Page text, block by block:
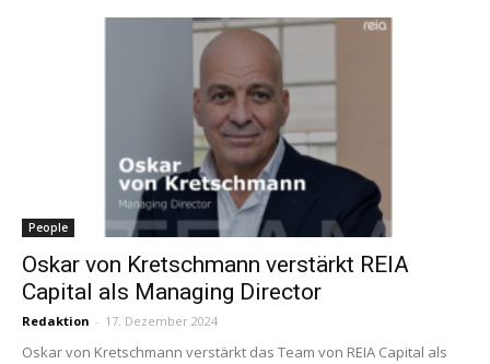
People
Oskar von Kretschmann verstärkt REIA
Capital als Managing Director
Redaktion - 17. Dezember 2024
Oskar von Kretschmann verstärkt das Team von REIA Capital als